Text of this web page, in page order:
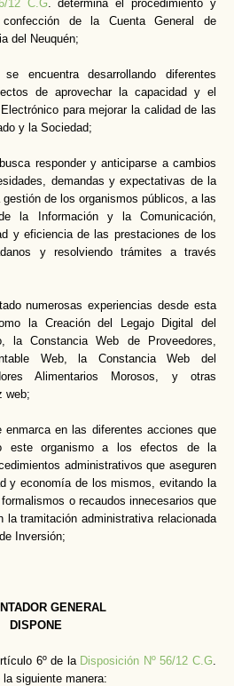
12 C.G. determina el procedimiento y
de la Cuenta General de
del Neuquén;
encuentra desarrollando diferentes
de aprovechar la capacidad y el
para mejorar la calidad de las
y la Sociedad;
responder y anticiparse a cambios
demandas y expectativas de la
de los organismos públicos, a las
la Información y la Comunicación,
y eficiencia de las prestaciones de los
y resolviendo trámites a través
numerosas experiencias desde esta
la Creación del Legajo Digital del
la Constancia Web de Proveedores,
Web, la Constancia Web del
Alimentarios Morosos, y otras
web;
enmarca en las diferentes acciones que
este organismo a los efectos de la
administrativos que aseguren
y economía de los mismos, evitando la
o recaudos innecesarios que
la tramitación administrativa relacionada
Inversión;
GENERAL
DISPONE
6º de la Disposición Nº 56/12 C.G.
siguiente manera: